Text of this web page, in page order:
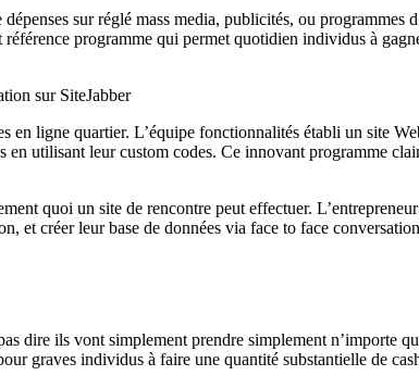
sur réglé mass media, publicités, ou programmes
programme qui permet quotidien individus à
sur SiteJabber
en ligne quartier. L’équipe fonctionnalités établi un site
en utilisant leur custom codes. Ce innovant programme
quoi un site de rencontre peut effectuer.
et créer leur base de données via face to face
dire ils vont simplement prendre simplement n’importe
graves individus à faire une quantité substantielle de